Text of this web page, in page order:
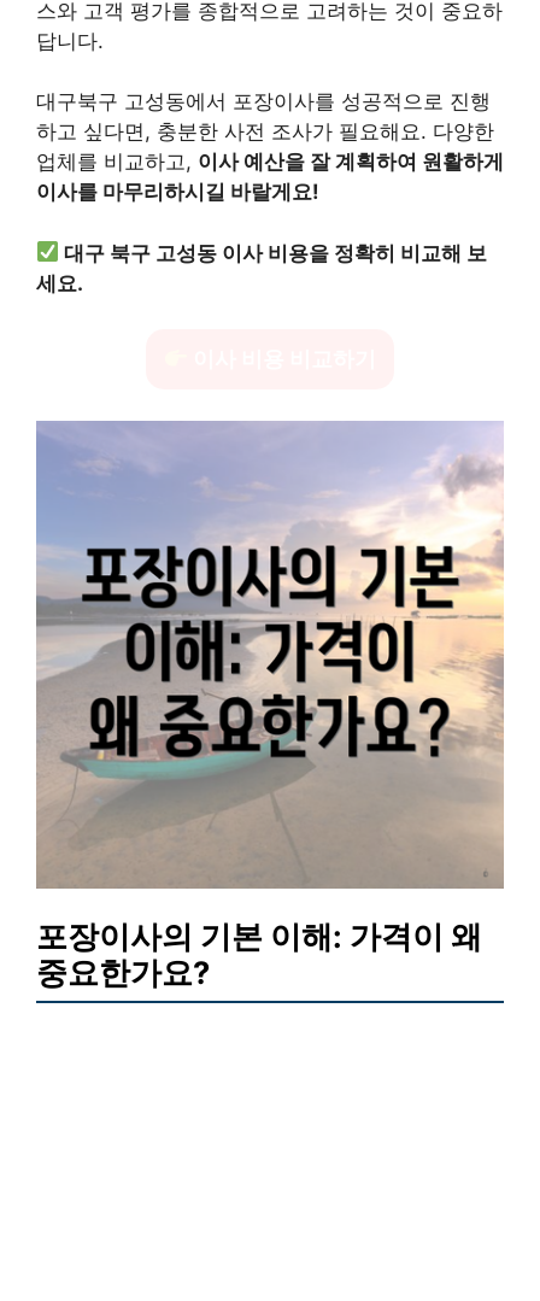
스와 고객 평가를 종합적으로 고려하는 것이 중요하
답니다.
대구북구 고성동에서 포장이사를 성공적으로 진행
하고 싶다면, 충분한 사전 조사가 필요해요. 다양한
업체를 비교하고, 이사 예산을 잘 계획하여 원활하게
이사를 마무리하시길 바랄게요!
대구 북구 고성동 이사 비용을 정확히 비교해 보
세요.
포장이사의 기본 이해: 가격이 왜
중요한가요?